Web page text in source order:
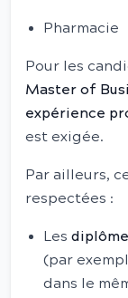
Pharmacie
Pour les
Master of
expérience
est exigée.
Par ailleurs,
respectées :
Les
(par
dans le